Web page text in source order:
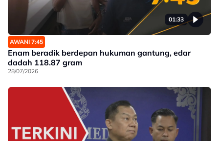
01:33
AWANI 7:45
Enam beradik berdepan hukuman gantung, edar
dadah 118.87 gram
28/07/2026